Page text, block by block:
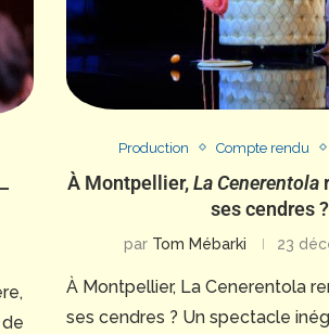
Production Compte rendu
À Montpellier,La Cenerentola
ses cendres ?
par Tom Mébarki 23
À Montpellier, La Cenerentola
ses cendres ? Un spectacle